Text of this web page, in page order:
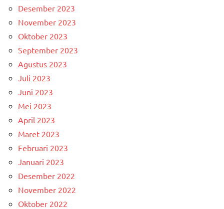
Desember 2023
November 2023
Oktober 2023
September 2023
Agustus 2023
Juli 2023
Juni 2023
Mei 2023
April 2023
Maret 2023
Februari 2023
Januari 2023
Desember 2022
November 2022
Oktober 2022